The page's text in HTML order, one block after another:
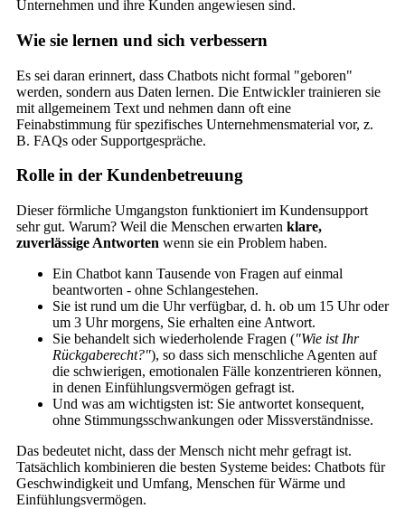
Unternehmen und ihre Kunden angewiesen sind.
Wie sie lernen und sich verbessern
Es sei daran erinnert, dass Chatbots nicht formal "geboren"
werden, sondern aus Daten lernen. Die Entwickler trainieren sie
mit allgemeinem Text und nehmen dann oft eine
Feinabstimmung für spezifisches Unternehmensmaterial vor, z.
B. FAQs oder Supportgespräche.
Rolle in der Kundenbetreuung
Dieser förmliche Umgangston funktioniert im Kundensupport
sehr gut. Warum? Weil die Menschen erwarten klare,
zuverlässige Antworten wenn sie ein Problem haben.
Ein Chatbot kann Tausende von Fragen auf einmal
beantworten - ohne Schlangestehen.
Sie ist rund um die Uhr verfügbar, d. h. ob um 15 Uhr oder
um 3 Uhr morgens, Sie erhalten eine Antwort.
Sie behandelt sich wiederholende Fragen ("Wie ist Ihr
Rückgaberecht?"), so dass sich menschliche Agenten auf
die schwierigen, emotionalen Fälle konzentrieren können,
in denen Einfühlungsvermögen gefragt ist.
Und was am wichtigsten ist: Sie antwortet konsequent,
ohne Stimmungsschwankungen oder Missverständnisse.
Das bedeutet nicht, dass der Mensch nicht mehr gefragt ist.
Tatsächlich kombinieren die besten Systeme beides: Chatbots für
Geschwindigkeit und Umfang, Menschen für Wärme und
Einfühlungsvermögen.